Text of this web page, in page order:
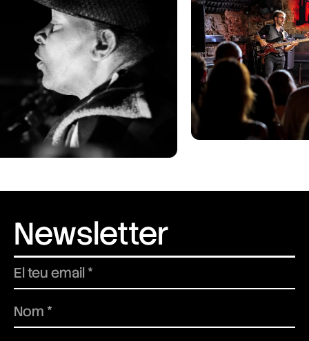
Newsletter